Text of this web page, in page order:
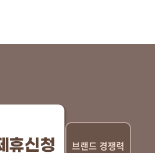
브랜드 경쟁력